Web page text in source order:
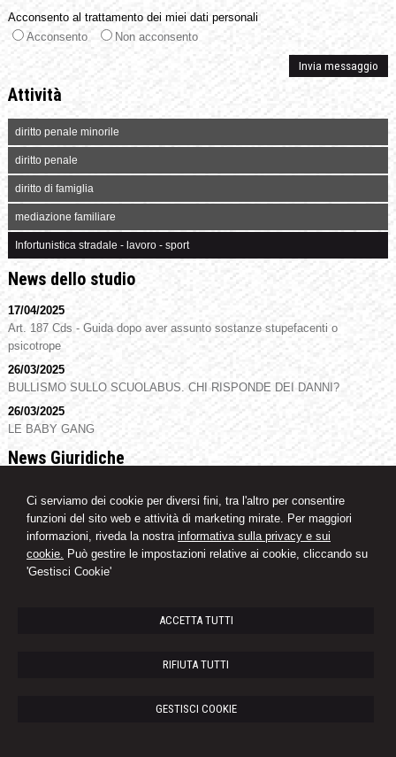
Ci serviamo dei cookie per diversi fini, tra l'altro per consentire
funzioni del sito web e attività di marketing mirate. Per maggiori
informazioni, riveda la nostra informativa sulla privacy e sui
cookie. Può gestire le impostazioni relative ai cookie, cliccando su
'Gestisci Cookie'
ACCETTA TUTTI
RIFIUTA TUTTI
GESTISCI COOKIE
Acconsento al trattamento dei miei dati personali
Acconsento
Non acconsento
Attività
diritto penale minorile
diritto penale
diritto di famiglia
mediazione familiare
Infortunistica stradale - lavoro - sport
News dello studio
17/04/2025
Art. 187 Cds - Guida dopo aver assunto sostanze stupefacenti o
psicotrope
26/03/2025
BULLISMO SULLO SCUOLABUS. CHI RISPONDE DEI DANNI?
26/03/2025
LE BABY GANG
News Giuridiche
L'AI che hai spento non è sparita
08/08/2026
Diritto di difesa e segretezza delle indagini nell'ecosistema investigativo
digitale
Castelfidardo 60022,